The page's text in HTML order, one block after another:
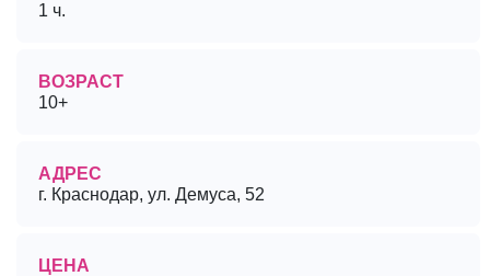
1 ч.
ВОЗРАСТ
10+
АДРЕС
г. Краснодар, ул. Демуса, 52
ЦЕНА